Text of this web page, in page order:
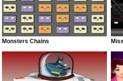
Monsters Chains